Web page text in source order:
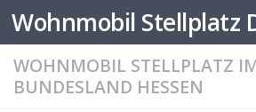
Zum Inhalt springen
WOHNMOBIL STELLPLATZ
BUNDESLAND HESSEN